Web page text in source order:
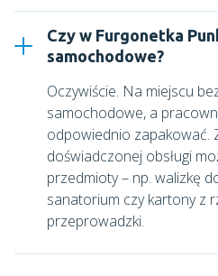
Czy w Furgonetka
samochodowe?
Oczywiście. Na miejscu
samochodowe, a
odpowiednio zapakować.
doświadczonej obsługi
przedmioty – np. walizkę
sanatorium czy kartony z
przeprowadzki.